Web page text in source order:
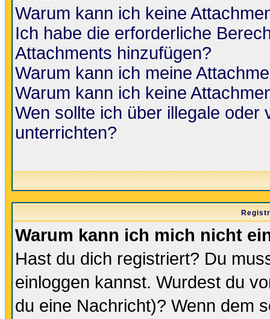
Warum kann ich keine
Ich habe die erforderliche
Attachments hinzufügen?
Warum kann ich meine
Warum kann ich keine
Wen sollte ich über illegale oder
unterrichten?
Warum kann ich mich nicht
Hast du dich registriert? Du
einloggen kannst. Wurdest du
du eine Nachricht)? Wenn dem